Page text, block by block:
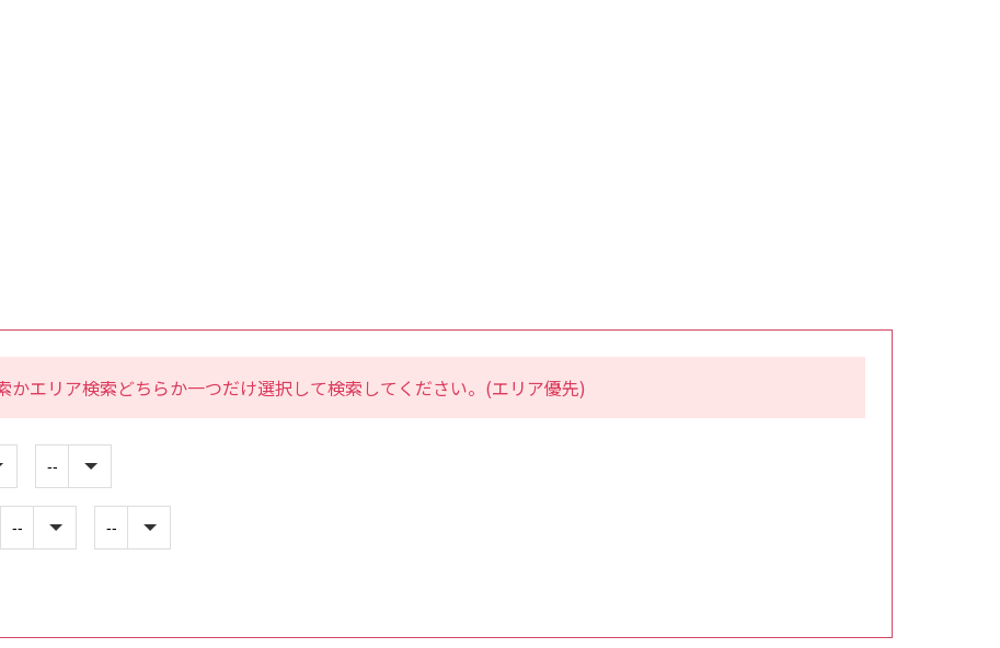
かエリア検索どちらか一つだけ選択して検索してください。(エリア優先)